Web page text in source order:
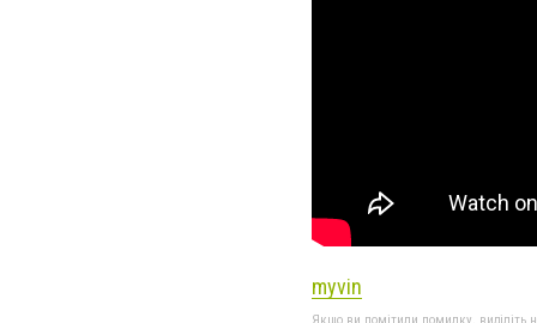
myvin